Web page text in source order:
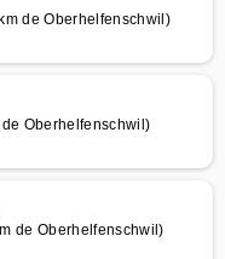
de Oberhelfenschwil)
Oberhelfenschwil)
de Oberhelfenschwil)